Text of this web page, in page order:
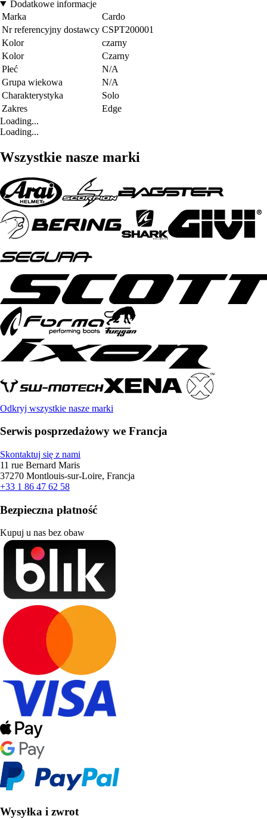
Dodatkowe informacje
Marka
Cardo
Nr referencyjny dostawcy CSPT200001
Kolor
czarny
Kolor
Czarny
Płeć
N/A
Grupa wiekowa
N/A
Charakterystyka
Solo
Zakres
Edge
Loading...
Loading...
Wszystkie nasze marki
Odkryj wszystkie nasze marki
Serwis posprzedażowy we Francja
Skontaktuj się z nami
11 rue Bernard Maris
37270 Montlouis-sur-Loire, Francja
+33 1 86 47 62 58
Bezpieczna płatność
Kupuj u nas bez obaw
Wysyłka i zwrot